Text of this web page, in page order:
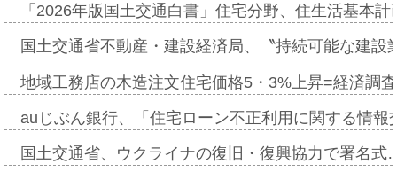
「2026年版国土交通白書」住宅分野、住生活基本
国土交通省不動産・建設経済局、〝持続可能な建
地域工務店の木造注文住宅価格5・3%上昇=経済調
auじぶん銀行、「住宅ローン不正利用に関する情
国土交通省、ウクライナの復旧・復興協力で署名